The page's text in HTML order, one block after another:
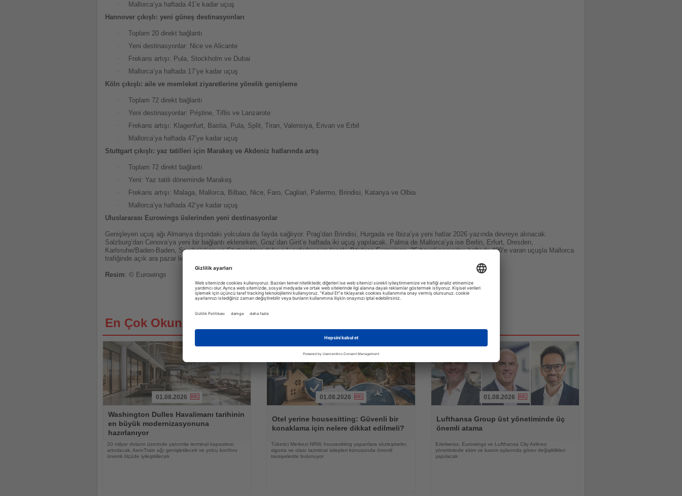
·
Mallorca’ya haftada 41’e kadar uçuş
Hannover çıkışlı: yeni güneş destinasyonları
·
Toplam 20 direkt bağlantı
·
Yeni destinasyonlar: Nice ve Alicante
·
Frekans artışı: Pula, Stockholm ve Dubai
·
Mallorca’ya haftada 17’ye kadar uçuş
Köln çıkışlı: aile ve memleket ziyaretlerine yönelik genişleme
·
Toplam 72 direkt bağlantı
·
Yeni destinasyonlar: Priştine, Tiflis ve Lanzarote
·
Frekans artışı: Klagenfurt, Bastia, Pula, Split, Tiran, Valensiya, Erivan ve Erbil
·
Mallorca’ya haftada 47’ye kadar uçuş
Stuttgart çıkışlı: yaz tatilleri için Marakeş ve Akdeniz hatlarında artış
·
Toplam 72 direkt bağlantı
·
Yeni: Yaz tatili döneminde Marakeş
·
Frekans artışı: Malaga, Mallorca, Bilbao, Nice, Faro, Cagliari, Palermo, Brindisi, Katanya ve Olbia
·
Mallorca’ya haftada 42’ye kadar uçuş
Uluslararası Eurowings üslerinden yeni destinasyonlar
Genişleyen uçuş ağı Almanya dışındaki yolculara da fayda sağlıyor. Prag’dan Brindisi, Hurgada ve Ibiza’ya yeni hatlar 2026 yazında devreye alınacak.
Salzburg’dan Cenova’ya yeni bir bağlantı eklenirken, Graz’dan Girit’e haftada iki uçuş yapılacak. Palma de Mallorca’ya ise Berlin, Erfurt, Dresden,
Karlsruhe/Baden-Baden, Saarbrücken ve Stuttgart’tan daha sık seferler sunulacak. Böylece Eurowings, 25 havalimanından haftada 400’e varan uçuşla Mallorca
trafiğinde açık ara pazar lideri konumunu pekiştiriyor.
Resim: © Eurowings
En Çok Okunan Haberler
Oku
01.08.2026
Washington Dulles Havalimanı tarihinin
en büyük modernizasyonuna
hazırlanıyor
20 milyar doların üzerinde yatırımla terminal kapasitesi
artırılacak, AeroTrain ağı genişletilecek ve yolcu konforu
önemli ölçüde iyileştirilecek
Oku
01.08.2026
Otel yerine housesitting: Güvenli bir
konaklama için nelere dikkat edilmeli?
Tüketici Merkezi NRW, housesitting yapanlara sözleşmeler,
sigorta ve olası tazminat talepleri konusunda önemli
tavsiyelerde bulunuyor
Oku
01.08.2026
Lufthansa Group üst yönetiminde üç
önemli atama
Edelweiss, Eurowings ve Lufthansa City Airlines
yönetiminde ekim ve kasım aylarında görev değişiklikleri
yapılacak